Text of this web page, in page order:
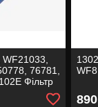
76781,
Фільтр
890